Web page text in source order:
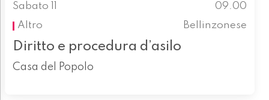
Sabato 11
09.00
Altro
Bellinzonese
Diritto e procedura d’asilo
Casa del Popolo